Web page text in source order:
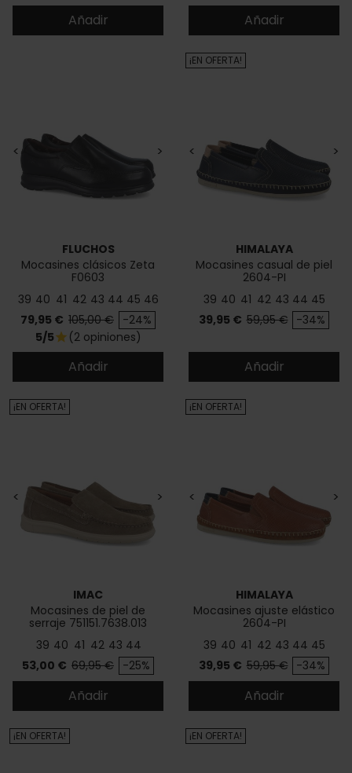
Añadir Añadir
< >
FLUCHOS
Mocasines clásicos Zeta
F0603
39 40 41 42 43 44 45 46
Precio
79,95 € Precio base
105,00 € -24%
5/5star (2 opiniones)
Añadir
< >
HIMALAYA
Mocasines casual de piel
2604-PI
39 40 41 42 43 44 45
Precio
39,95 € Precio base
59,95 € -34%
¡EN OFERTA!
Añadir
< >
IMAC
Mocasines de piel de
serraje 751151.7638.013
39 40 41 42 43 44
Precio
53,00 € Precio base
69,95 € -25%
¡EN OFERTA!
Añadir
< >
HIMALAYA
Mocasines ajuste elástico
2604-PI
39 40 41 42 43 44 45
Precio
39,95 € Precio base
59,95 € -34%
¡EN OFERTA!
Añadir
¡EN OFERTA! ¡EN OFERTA!